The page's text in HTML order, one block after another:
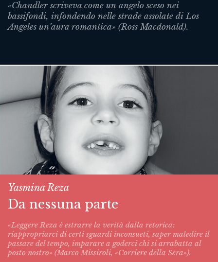
«Chandler scriveva come un angelo sceso nei
bassifondi, infondendo nelle strade assolate di Los
Angeles un’aura romantica» (Ross Macdonald).
Yasmina Reza
Da nessuna parte
«Leggere Reza è estrarre la verità dalla retorica:
riappropriarci di certi sguardi inconsueti, saper maledire il
passare del tempo, imparare a goderci chi si arrabatta al
posto nostro» (Marco Missiroli, «Corriere della Sera»).